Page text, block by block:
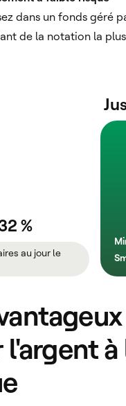
dans un fonds géré
de la notation la plus
%
au jour le
l'argent à